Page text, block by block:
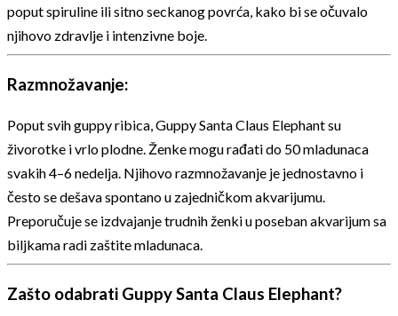
poput spiruline ili sitno seckanog povrća, kako bi se očuvalo
njihovo zdravlje i intenzivne boje.
Razmnožavanje:
Poput svih guppy ribica, Guppy Santa Claus Elephant su
živorotke i vrlo plodne. Ženke mogu rađati do 50 mladunaca
svakih 4–6 nedelja. Njihovo razmnožavanje je jednostavno i
često se dešava spontano u zajedničkom akvarijumu.
Preporučuje se izdvajanje trudnih ženki u poseban akvarijum sa
biljkama radi zaštite mladunaca.
Zašto odabrati Guppy Santa Claus Elephant?